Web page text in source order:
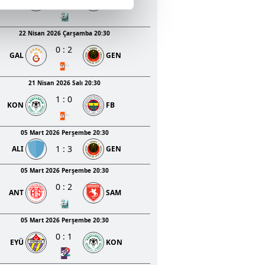
kullanılmaktadır. Bu
sunulması
ve sizlere yönelik
detaylı bilgi için Ayarlar
ve sitemizde ilgili
22 Nisan 2026 Çarşamba 20:30
GAL
0 : 2
GEN
21 Nisan 2026 Salı 20:30
KON
1 :0
FB
05 Mart 2026 Perşembe 20:30
ALI 1 :3 GEN
05 Mart 2026 Perşembe 20:30
ANT
0 : 2
SAM
05 Mart 2026 Perşembe 20:30
EYÜ
0 : 1
KON